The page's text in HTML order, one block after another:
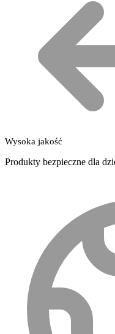
Wysoka jakość
Produkty bezpieczne dla